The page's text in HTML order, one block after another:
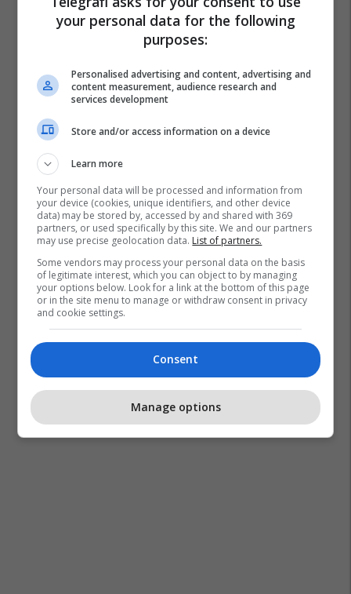
your personal data for the following
purposes:
Personalised advertising and content, advertising and
content measurement, audience research and
services development
Store and/or access information on a device
Learn more
Your personal data will be processed and information from
your device (cookies, unique identifiers, and other device
data) may be stored by, accessed by and shared with 369
partners, or used specifically by this site. We and our partners
may use precise geolocation data. List of partners.
Some vendors may process your personal data on the basis
of legitimate interest, which you can object to by managing
your options below. Look for a link at the bottom of this page
or in the site menu to manage or withdraw consent in privacy
and cookie settings.
Consent
Manage options